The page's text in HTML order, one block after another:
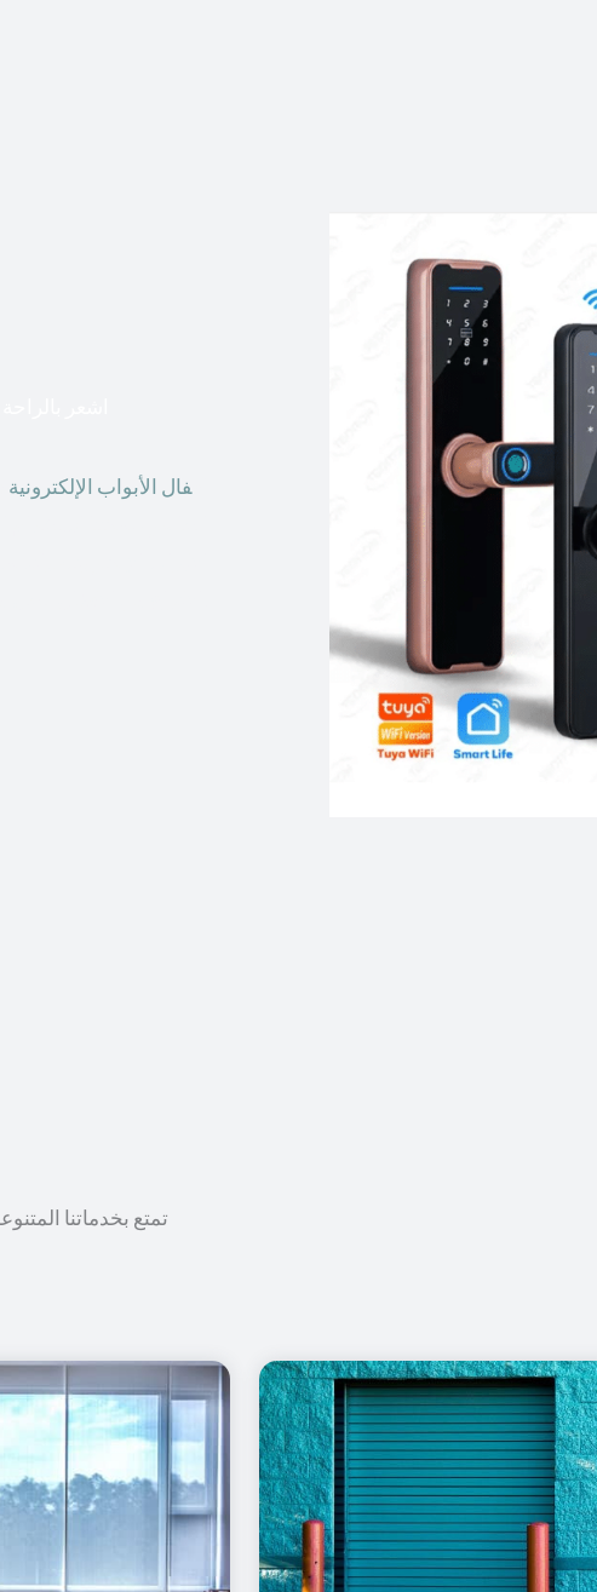
فال الأبواب الإلكترونية
تمتع بخدماتنا